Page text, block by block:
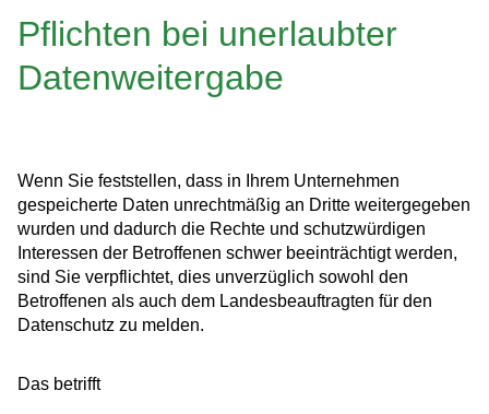
Pflichten bei unerlaubter
Datenweitergabe
Wenn Sie feststellen, dass in Ihrem Unternehmen
gespeicherte Daten unrechtmäßig an Dritte weitergegeben
wurden und dadurch die Rechte und schutzwürdigen
Interessen der Betroffenen schwer beeinträchtigt werden,
sind Sie verpflichtet, dies unverzüglich sowohl den
Betroffenen als auch dem Landesbeauftragten für den
Datenschutz zu melden.
Das betrifft